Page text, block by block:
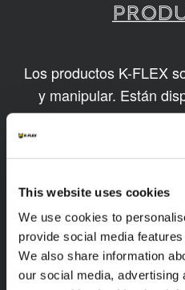
This website uses cookies
We use cookies to
provide social media
We also share information
our social media, advertising
Los productos K-FLEX
y manipular. Están
tamaños y basados en